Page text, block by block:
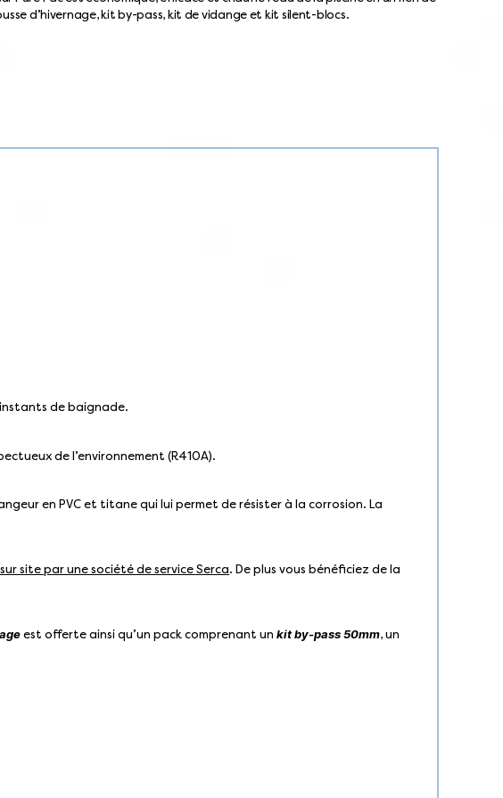
d’hivernage, kit by-pass, kit de vidange et kit silent-blocs.
instants de baignade.
de l’environnement (R410A).
en PVC et titane qui lui permet de résister à la corrosion. La
site par une société de service Serca. De plus vous bénéficiez de la
est offerte ainsi qu’un pack comprenant un kit by-pass 50mm, un